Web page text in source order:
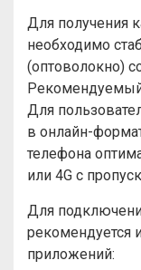
Для получения
необходимо
(оптоволокно)
Рекомендуемый
Для
в онлайн-
телефона
или 4G с
Для
рекомендуется
приложений: